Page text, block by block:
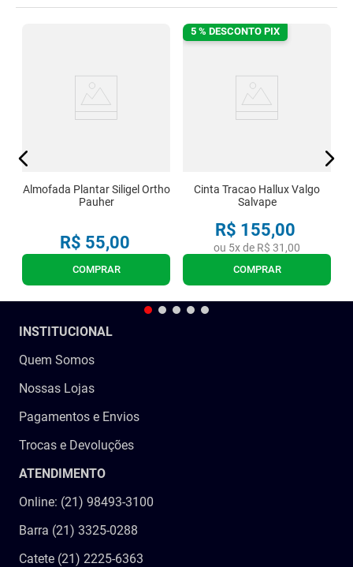
Almofada Plantar Siligel Ortho
Pauher
R$ 55,00
COMPRAR
5 % DESCONTO PIX
Cinta Tracao Hallux Valgo
Salvape
R$ 155,00
ou 5x de R$ 31 ,00
COMPRAR
INSTITUCIONAL
Quem Somos
Nossas Lojas
Pagamentos e Envios
Trocas e Devoluções
ATENDIMENTO
Online: (21) 98493-3100
Barra (21) 3325-0288
Catete (21) 2225-6363